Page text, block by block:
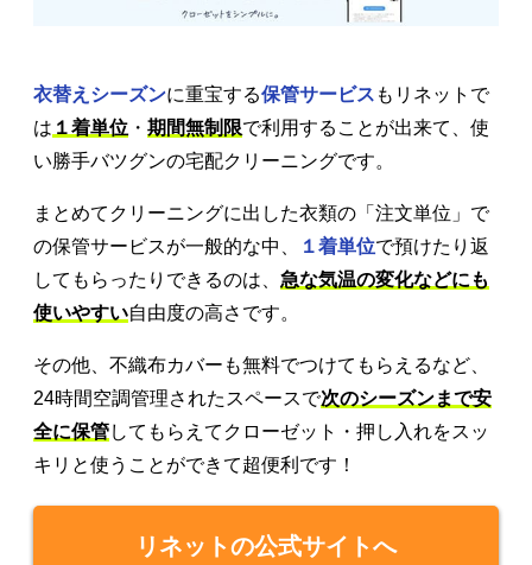
衣替えシーズンに重宝する保管サービス もリネットで
は １着単位 ・ 期間無制限で利用することが出来て、使
い勝手バツグンの宅配クリーニングです。
まとめてクリーニングに出した衣類の「注文単位」で
の保管サービスが一般的な中、
１着単位で預けたり返
してもらったりできるのは、 急な気温の変化などにも
使いやすい自由度の高さです。
その他、不織布カバーも無料でつけてもらえるなど、
24時間空調管理されたスペースで次のシーズンまで安
全に保管してもらえてクローゼット・押し入れをスッ
キリと使うことができて超便利です！
リネットの公式サイトへ